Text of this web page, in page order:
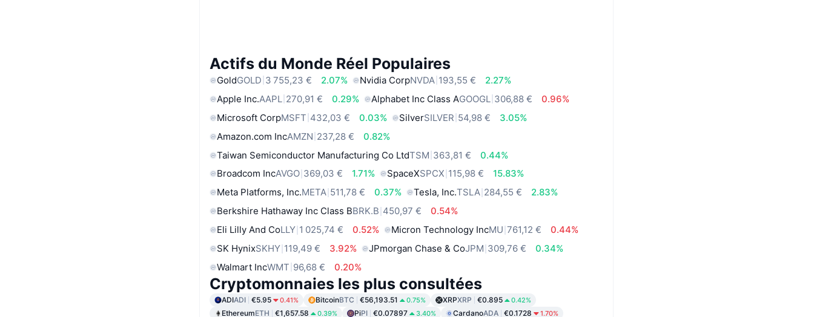
Actifs du Monde Réel Populaires
GoldGOLD 3 755,23 € 2.07% Nvidia CorpNVDA 193,55 €
2.27%
Apple Inc.AAPL 270,91 € 0.29% Alphabet Inc Class AGOOGL 306,88 €
0.96%
Microsoft CorpMSFT 432,03 € 0.03% SilverSILVER 54,98 €
3.05%
Amazon.com IncAMZN 237,28 €
0.82%
Taiwan Semiconductor Manufacturing Co LtdTSM 363,81 €
0.44%
Broadcom IncAVGO 369,03 € 1.71% SpaceXSPCX 115,98 €
15.83%
Meta Platforms, Inc.META 511,78 € 0.37% Tesla, Inc.TSLA 284,55 €
2.83%
Berkshire Hathaway Inc Class BBRK.B 450,97 €
0.54%
Eli Lilly And CoLLY 1 025,74 € 0.52% Micron Technology IncMU 761,12 €
0.44%
SK HynixSKHY 119,49 € 3.92% JPmorgan Chase & CoJPM 309,76 €
0.34%
Walmart IncWMT 96,68 € 0.20%
Cryptomonnaies les plus consultées
ADIADI €5.95 0.41% BitcoinBTC €56,193.51 0.75% XRPXRP €0.895 0.42%
EthereumETH €1,657.58 0.39% PiPI €0.07897 3.40% CardanoADA €0.1728 1.70%